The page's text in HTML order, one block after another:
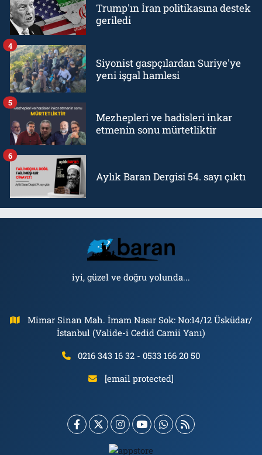
Trump'ın İran politikasına destek
geriledi
Siyonist gaspçılardan Suriye'ye
yeni işgal hamlesi
4
Mezhepleri ve hadisleri inkar
etmenin sonu mürtetliktir
5
Aylık Baran Dergisi 54. sayı çıktı
6
iyi, güzel ve doğru yolunda...
Mimar Sinan Mah. İmam Nasır Sok: No:14/12 Üsküdar/
İstanbul (Valide-i Cedid Camii Yanı)
0216 343 16 32 - 0533 166 20 50
[email protected]